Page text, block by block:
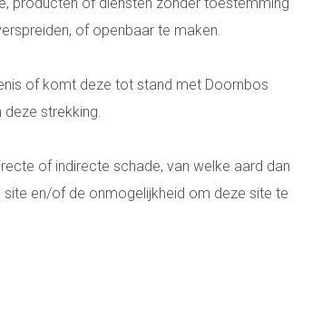
of openbaar te maken.
of komt deze tot stand met Doornbos
strekking.
of indirecte schade, van welke aard dan
en/of de onmogelijkheid om deze site te